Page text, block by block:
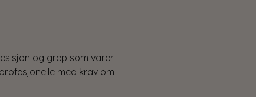
og grep som varer
med krav om